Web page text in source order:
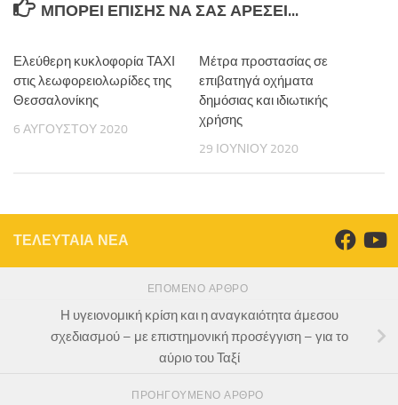
ΜΠΟΡΕΊ ΕΠΊΣΗΣ ΝΑ ΣΑΣ ΑΡΈΣΕΙ...
Ελεύθερη κυκλοφορία ΤΑΧΙ
στις λεωφορειολωρίδες της
Θεσσαλονίκης
6 ΑΥΓΟΎΣΤΟΥ 2020
Μέτρα προστασίας σε
επιβατηγά οχήματα
δημόσιας και ιδιωτικής
χρήσης
29 ΙΟΥΝΊΟΥ 2020
ΤΕΛΕΥΤΑΙΑ ΝΕΑ
ΕΠΌΜΕΝΟ ΆΡΘΡΟ
Η υγειονομική κρίση και η αναγκαιότητα άμεσου
σχεδιασμού – με επιστημονική προσέγγιση – για το
αύριο του Ταξί
ΠΡΟΗΓΟΎΜΕΝΟ ΆΡΘΡΟ